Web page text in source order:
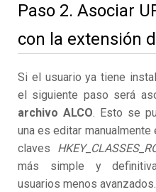
Paso 2. Asociar
con la extensión
Si el usuario ya tiene
el siguiente paso será
archivo ALCO. Esto se
una es editar
claves
más simple y
usuarios menos avanzados.